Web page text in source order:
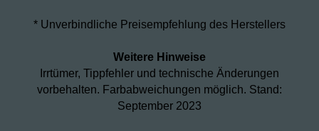
* Unverbindliche Preisempfehlung des Herstellers
Weitere Hinweise
Irrtümer, Tippfehler und technische Änderungen
vorbehalten. Farbabweichungen möglich. Stand:
September 2023